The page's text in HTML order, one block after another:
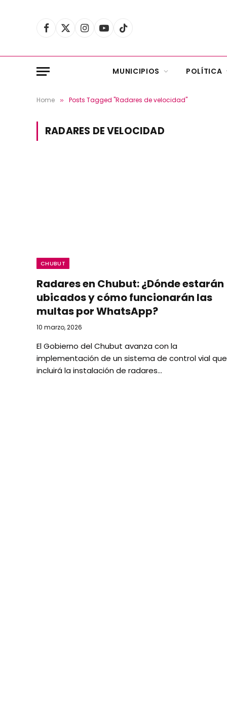
Facebook
X
Instagram
YouTubeTikTok
MUNICIPIOS POLÍTICA
Home » Posts Tagged "Radares de velocidad"
RADARES DE VELOCIDAD
CHUBUT
Radares en Chubut: ¿Dónde estarán
ubicados y cómo funcionarán las
multas por WhatsApp?
10 marzo, 2026
El Gobierno del Chubut avanza con la
implementación de un sistema de control vial que
incluirá la instalación de radares…